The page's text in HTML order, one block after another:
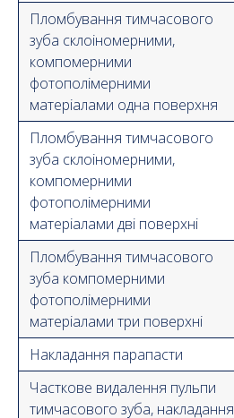
Пломбування тимчасового
зуба склоіномерними,
компомерними
фотополімерними
матеріалами одна поверхня
Пломбування тимчасового
зуба склоіномерними,
компомерними
фотополімерними
матеріалами дві поверхні
Пломбування тимчасового
зуба компомерними
фотополімерними
матеріалами три поверхні
Накладання парапасти
Часткове видалення пульпи
тимчасового зуба, накладання